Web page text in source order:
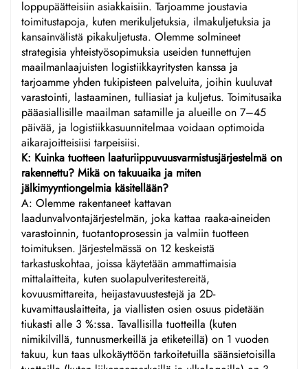
loppupäätteisiin asiakkaisiin. Tarjoamme joustavia
toimitustapoja, kuten merikuljetuksia, ilmakuljetuksia ja
kansainvälistä pikakuljetusta. Olemme solmineet
strategisia yhteistyösopimuksia useiden tunnettujen
maailmanlaajuisten logistiikkayritysten kanssa ja
tarjoamme yhden tukipisteen palveluita, joihin kuuluvat
varastointi, lastaaminen, tulliasiat ja kuljetus. Toimitusaika
pääasiallisille maailman satamille ja alueille on 7–45
päivää, ja logistiikkasuunnitelmaa voidaan optimoida
aikarajoitteisiisi tarpeisiisi.
K: Kuinka tuotteen laaturiippuvuusvarmistusjärjestelmä on
rakennettu? Mikä on takuuaika ja miten
jälkimyyntiongelmia käsitellään?
A: Olemme rakentaneet kattavan
laadunvalvontajärjestelmän, joka kattaa raaka-aineiden
varastoinnin, tuotantoprosessin ja valmiin tuotteen
toimituksen. Järjestelmässä on 12 keskeistä
tarkastuskohtaa, joissa käytetään ammattimaisia
mittalaitteita, kuten suolapulveritestereitä,
kovuusmittareita, heijastavuustestejä ja 2D-
kuvamittauslaitteita, ja viallisten osien osuus pidetään
tiukasti alle 3 %:ssa. Tavallisilla tuotteilla (kuten
nimikilvillä, tunnusmerkeillä ja etiketeillä) on 1 vuoden
takuu, kun taas ulkokäyttöön tarkoitetuilla säänsietoisilla